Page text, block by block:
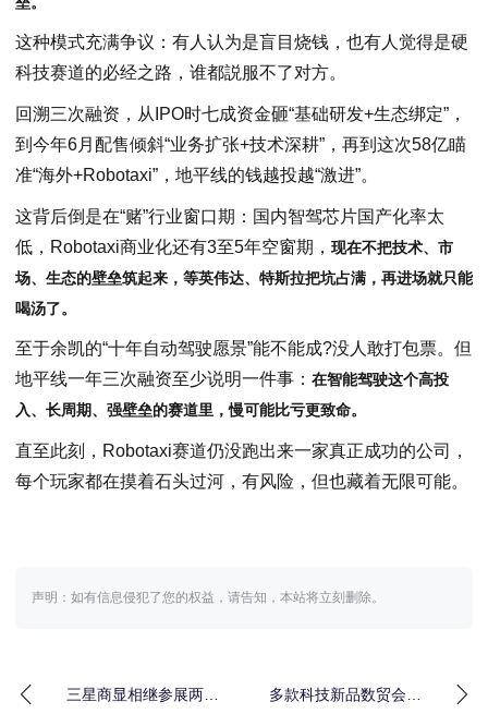
这种模式充满争议：有人认为是盲目烧钱，也有人觉得是硬
科技赛道的必经之路，谁都説服不了对方。
回溯三次融资，从IPO时七成资金砸“基础研发+生态绑定”，
到今年6月配售倾斜“业务扩张+技术深耕”，再到这次58亿瞄
准“海外+Robotaxi”，地平线的钱越投越“激进”。
这背后倒是在“赌”行业窗口期：国内智驾芯片国产化率太
低，Robotaxi商业化还有3至5年空窗期， 现在不把技术、市
场、生态的壁垒筑起来，等英伟达、特斯拉把坑占满，再进场就只能
喝汤了。
至于余凯的“十年自动驾驶愿景”能不能成?没人敢打包票。但
地平线一年三次融资至少说明一件事： 在智能驾驶这个高投
入、长周期、强壁垒的赛道里，慢可能比亏更致命。
直至此刻，Robotaxi赛道仍没跑出来一家真正成功的公司，
每个玩家都在摸着石头过河，有风险，但也藏着无限可能。
声明：如有信息侵犯了您的权益，请告知，本站将立刻删除。
三星商显相继参展两大
多款科技新品数贸会全